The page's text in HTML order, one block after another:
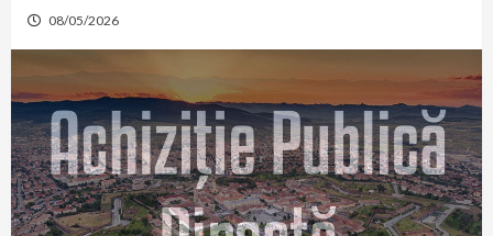
08/05/2026